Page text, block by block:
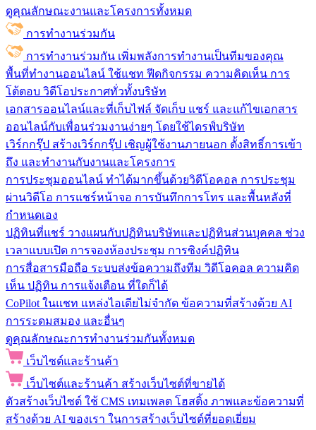
ดูคุณลักษณะงานและโครงการทั้งหมด
การทำงานร่วมกัน
การทำงานร่วมกัน เพิ่มพลังการทำงานเป็นทีมของคุณ
พื้นที่ทำงานออนไลน์ ใช้แชท ฟีดกิจกรรม ความคิดเห็น การ
โต้ตอบ วิดีโอประกาศทั่วทั้งบริษัท
เอกสารออนไลน์และที่เก็บไฟล์ จัดเก็บ แชร์ และแก้ไขเอกสาร
ออนไลน์กับเพื่อนร่วมงานง่ายๆ โดยใช้ไดรฟ์บริษัท
เวิร์กกรุ๊ป สร้างเวิร์กกรุ๊ป เชิญผู้ใช้งานภายนอก ตั้งสิทธิ์การเข้า
ถึง และทำงานกับงานและโครงการ
การประชุมออนไลน์ ทำได้มากขึ้นด้วยวิดีโอคอล การประชุม
ผ่านวิดีโอ การแชร์หน้าจอ การบันทึกการโทร และพื้นหลังที่
กำหนดเอง
ปฏิทินที่แชร์ วางแผนกับปฏิทินบริษัทและปฏิทินส่วนบุคคล ช่วง
เวลาแบบเปิด การจองห้องประชุม การซิงค์ปฏิทิน
การสื่อสารมือถือ ระบบส่งข้อความถึงทีม วิดีโอคอล ความคิด
เห็น ปฏิทิน การแจ้งเตือน ที่ใดก็ได้
CoPilot ในแชท แหล่งไอเดียไม่จำกัด ข้อความที่สร้างด้วย AI
การระดมสมอง และอื่นๆ
ดูคุณลักษณะการทำงานร่วมกันทั้งหมด
เว็บไซต์และร้านค้า
เว็บไซต์และร้านค้า สร้างเว็บไซต์ที่ขายได้
ตัวสร้างเว็บไซต์ ใช้ CMS เทมเพลต โฮสติ้ง ภาพและข้อความที่
สร้างด้วย AI ของเรา ในการสร้างเว็บไซต์ที่ยอดเยี่ยม